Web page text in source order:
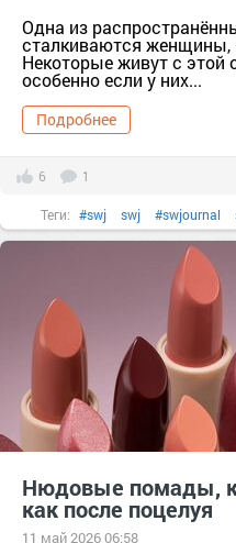
Одна из
сталкиваются женщины,
Некоторые живут с этой
особенно если у них...
Подробнее
6 1
Теги: #swj swj #swjournal
#блескдлягуб
#декоративнаякосметика
#косметика #краснаяпомада
#нюдовыеоттенки
#пудра
тер. СНТ
Нюдовые помады,
как после поцелуя
11 май 2026 06:58